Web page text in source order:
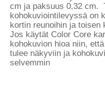
cm ja paksuus 0,32 cm.
kohokuviointilevyssä on
kortin reunoihin ja toisen
Jos käytät Color Core
kohokuvion hioa niin,
tulee näkyviin ja
selvemmin